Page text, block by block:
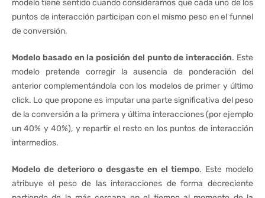
modelo tiene sentido cuando consideramos que cada uno de los
puntos de interacción participan con el mismo peso en el funnel
de conversión.
Modelo basado en la posición del punto de interacción. Este
modelo pretende corregir la ausencia de ponderación del
anterior complementándola con los modelos de primer y último
click. Lo que propone es imputar una parte significativa del peso
de la conversión a la primera y última interacciones (por ejemplo
un 40% y 40%), y repartir el resto en los puntos de interacción
intermedios.
Modelo de deterioro o desgaste en el tiempo. Este modelo
atribuye el peso de las interacciones de forma decreciente